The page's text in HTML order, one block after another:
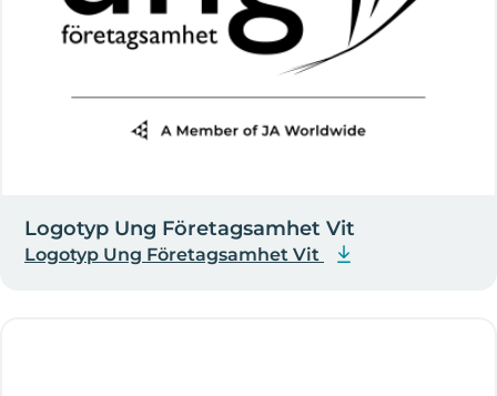
Logotyp Ung Företagsamhet Vit
Logotyp Ung Företagsamhet Vit